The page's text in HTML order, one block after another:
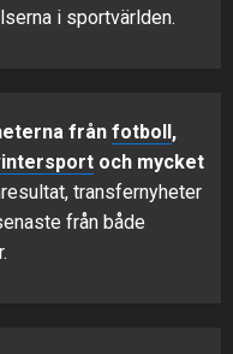
i sportvärlden.
från fotboll,
och mycket
transfernyheter
från både